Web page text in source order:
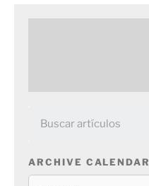
ARCHIVE CALENDAR